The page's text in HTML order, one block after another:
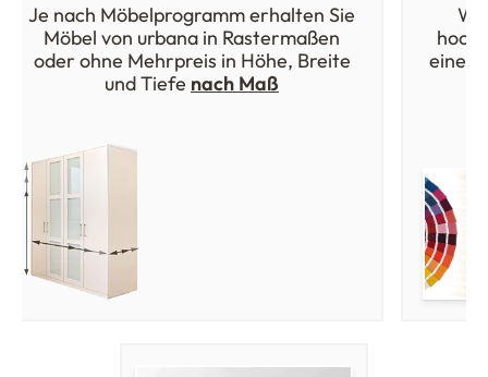
Je nach Möbelprogramm erhalten Sie
Möbel von urbana in Rastermaßen
oder ohne Mehrpreis in Höhe, Breite
und Tiefe nach Maß
einer